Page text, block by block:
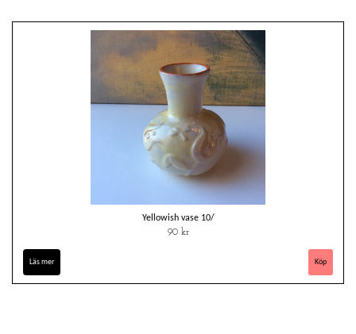
Yellowish vase 10/
90 kr
Läs mer